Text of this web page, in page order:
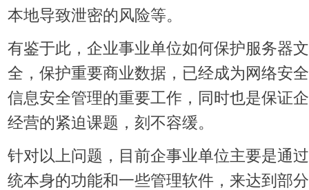
本地导致泄密的风险等。
有鉴于此，企业事业单位如何保护服务器
全，保护重要商业数据，已经成为 网络安
信息安全管理的重要工作，同时也是保证
经营的紧迫课题，刻不容缓。
针对以上问题，目前企事业单位主要是通
统本身的功能和一些管理软件，来达到部